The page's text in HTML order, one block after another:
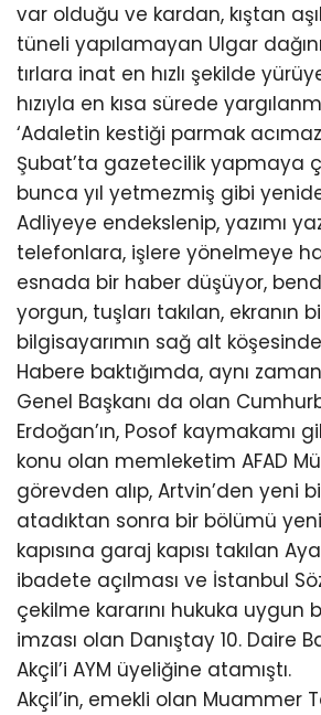
var olduğu ve kardan, kıştan
tüneli yapılamayan Ulgar
tırlara inat en hızlı şekilde
hızıyla en kısa sürede
‘Adaletin kestiği parmak
Şubat’ta gazetecilik yapmaya
bunca yıl yetmezmiş gibi
Adliyeye endekslenip, yazımı
telefonlara, işlere yönelmeye
esnada bir haber düşüyor,
yorgun, tuşları takılan, ekranın
bilgisayarımın sağ alt
Habere baktığımda, aynı
Genel Başkanı da olan
Erdoğan’ın, Posof kaymakamı
konu olan memleketim AFAD
görevden alıp, Artvin’den yeni
atadıktan sonra bir bölümü
kapısına garaj kapısı takılan
ibadete açılması ve İstanbul
çekilme kararını hukuka uygun
imzası olan Danıştay 10. Daire
Akçil’i AYM üyeliğine atamıştı.
Akçil’in, emekli olan Muammer